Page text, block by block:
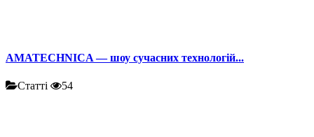
AMATECHNICA — шоу сучасних технологій...
Статті 54